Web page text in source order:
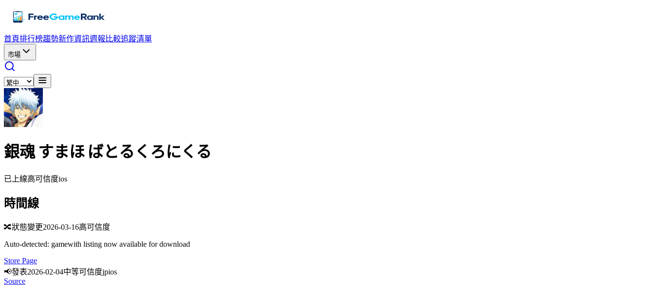
首頁排行榜趨勢新作資訊週報 比較追蹤清單
市場
銀魂 すまほ ばとるくろにくる
已上線高可信度ios
時間線
🔀狀態變更2026-03-16高可信度
Auto-detected: gamewith listing now available for download
Store Page
📢發表2026-02-04中等可信度jpios
Source